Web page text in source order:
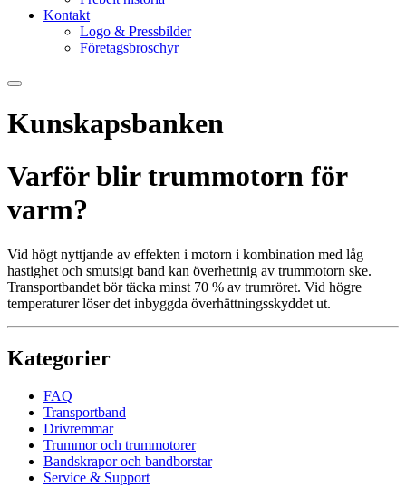
Kontakt
Logo & Pressbilder
Företagsbroschyr
Kunskapsbanken
Varför blir trummotorn för
varm?
Vid högt nyttjande av effekten i motorn i kombination med låg
hastighet och smutsigt band kan överhettnig av trummotorn ske.
Transportbandet bör täcka minst 70 % av trumröret. Vid högre
temperaturer löser det inbyggda överhättningsskyddet ut.
Kategorier
FAQ
Transportband
Drivremmar
Trummor och trummotorer
Bandskrapor och bandborstar
Service & Support